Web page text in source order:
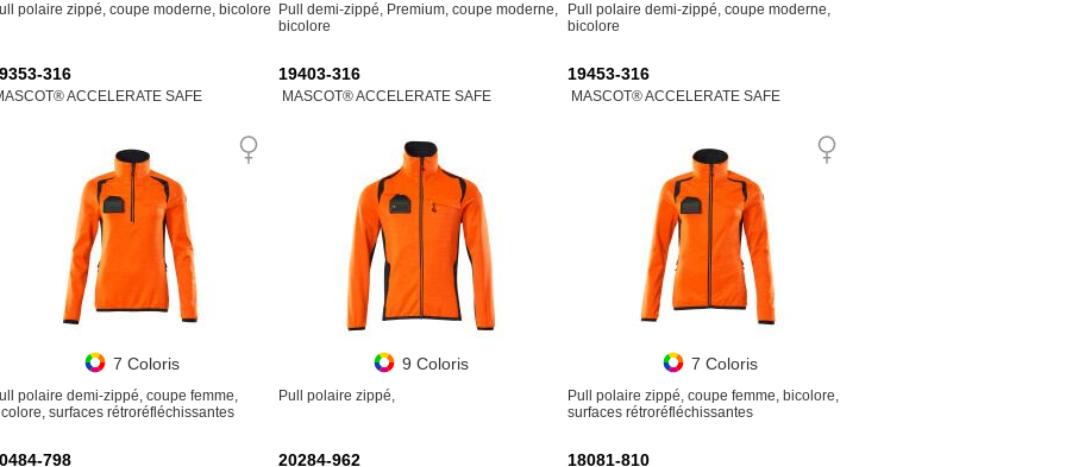
polaire zippé, coupe moderne, bicolore
Pull demi-zippé, Premium, coupe moderne,
bicolore
Pull polaire demi-zippé, coupe moderne,
bicolore
316
ACCELERATE SAFE
7 Coloris
polaire demi-zippé, coupe femme,
surfaces rétroréfléchissantes
19403-316
MASCOT® ACCELERATE SAFE
9 Coloris
Pull polaire zippé,
19453-316
MASCOT® ACCELERATE SAFE
7 Coloris
Pull polaire zippé, coupe femme, bicolore,
surfaces rétroréfléchissantes
798 20284-962 18081-810